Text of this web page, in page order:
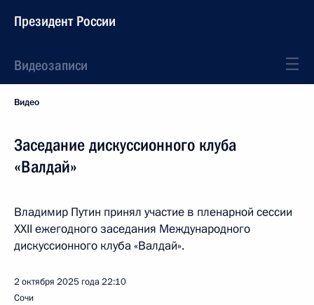
Президент России
Видеозаписи
Видео
Заседание дискуссионного клуба
«Валдай»
Владимир Путин принял участие в пленарной сессии
XХII ежегодного заседания Международного
дискуссионного клуба «Валдай».
2 октября 2025 года22:10
Сочи